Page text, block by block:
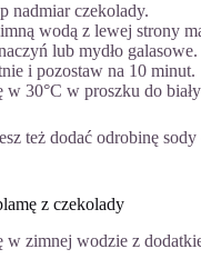
nadmiar czekolady.
wodą z lewej strony
lub mydło galasowe.
i pozostaw na 10 minut.
w 30°C w proszku do
też dodać odrobinę
z czekolady
w zimnej wodzie z